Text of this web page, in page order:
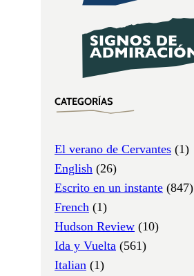
CATEGORÍAS
El verano de Cervantes (1)
English (26)
Escrito en un instante (847)
French (1)
Hudson Review (10)
Ida y Vuelta (561)
Italian (1)